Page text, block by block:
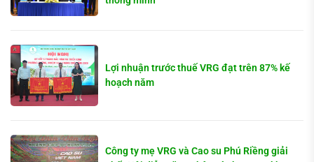
Lợi nhuận trước thuế VRG đạt trên 87% kế
hoạch năm
Công ty mẹ VRG và Cao su Phú Riềng giải